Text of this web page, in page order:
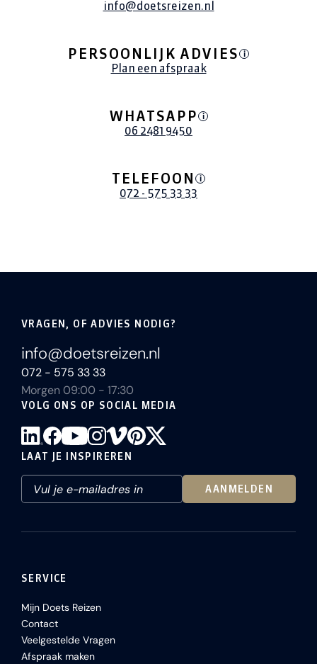
info@doetsreizen.nl
PERSOONLIJK ADVIES i
Plan een afspraak
WHATSAPP i
06 2481 9450
TELEFOON i
072 - 575 33 33
VRAGEN, OF ADVIES NODIG?
info@doetsreizen.nl
072 - 575 33 33
Morgen 09:00 - 17:30
VOLG ONS OP SOCIAL MEDIA
LAAT JE INSPIREREN
AANMELDEN
SERVICE
Mijn Doets Reizen
Contact
Veelgestelde Vragen
Afspraak maken